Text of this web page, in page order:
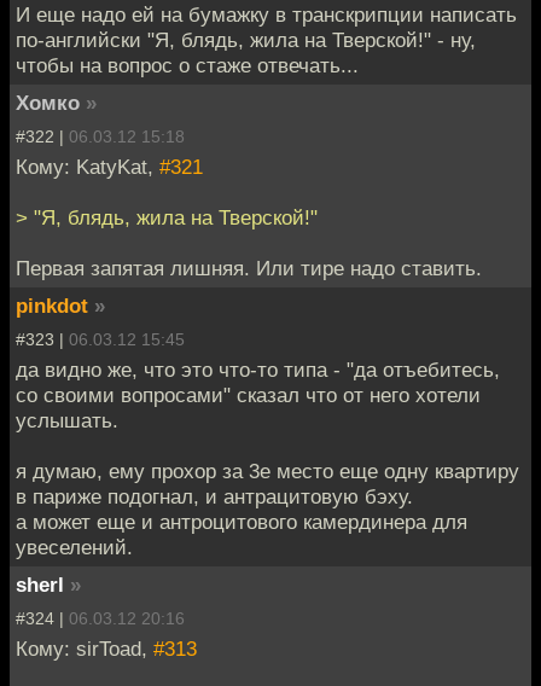
И еще надо ей на бумажку в транскрипции написать
по-английски "Я, блядь, жила на Тверской!" - ну,
чтобы на вопрос о стаже отвечать...
Хомко »
#322 | 06.03.12 15:18
Кому: KatyKat, #321
> "Я, блядь, жила на Тверской!"
Первая запятая лишняя. Или тире надо ставить.
pinkdot »
#323 | 06.03.12 15:45
да видно же, что это что-то типа - "да отъебитесь,
со своими вопросами" сказал что от него хотели
услышать.
я думаю, ему прохор за 3е место еще одну квартиру
в париже подогнал, и антрацитовую бэху.
а может еще и антроцитового камердинера для
увеселений.
sherl »
#324 | 06.03.12 20:16
Кому: sirToad, #313